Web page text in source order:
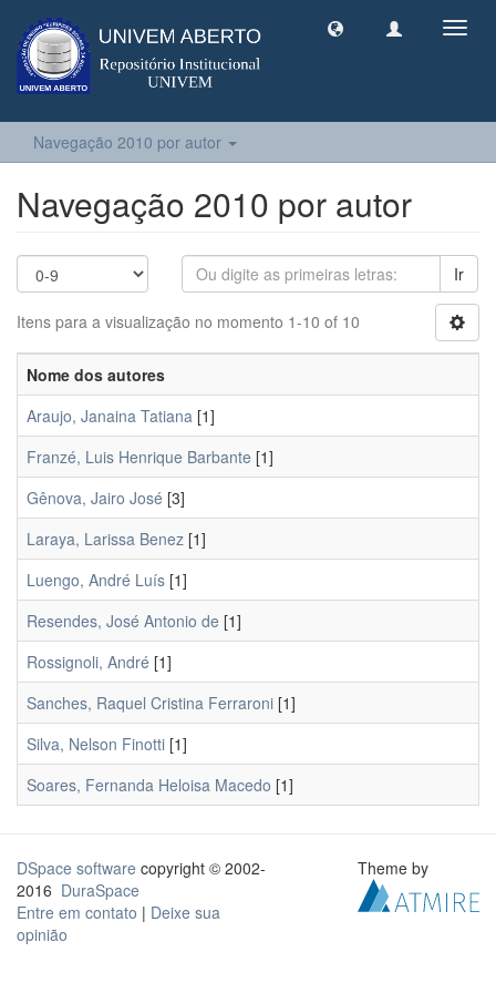
Navegação 2010 por autor
Navegação 2010 por autor
Ir
Itens para a visualização no momento 1-10 of 10
Nome dos autores
Araujo, Janaina Tatiana [1]
Franzé, Luis Henrique Barbante [1]
Gênova, Jairo José [3]
Laraya, Larissa Benez [1]
Luengo, André Luís [1]
Resendes, José Antonio de [1]
Rossignoli, André [1]
Sanches, Raquel Cristina Ferraroni [1]
Silva, Nelson Finotti [1]
Soares, Fernanda Heloisa Macedo [1]
DSpace software copyright © 2002-
2016 DuraSpace
Entre em contato | Deixe sua
opinião
Theme by